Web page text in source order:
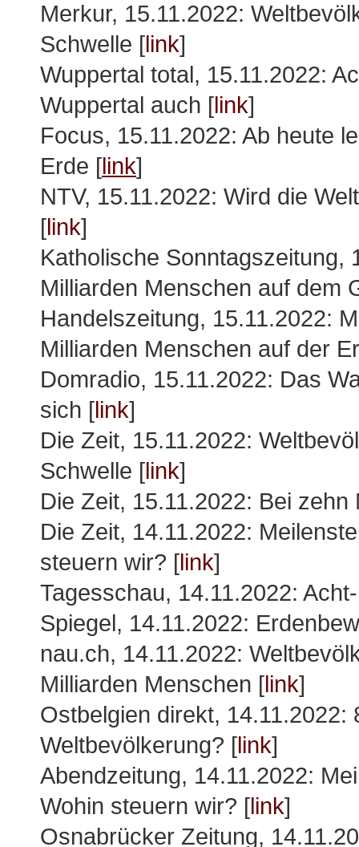
Merkur, 15.11.2022:
Schwelle [link]
Wuppertal total, 15.11.2022:
Wuppertal auch [link]
Focus, 15.11.2022: Ab heute
Erde [link]
NTV, 15.11.2022: Wird die
[link]
Katholische Sonntagszeitung,
Milliarden Menschen auf dem
Handelszeitung, 15.11.2022:
Milliarden Menschen auf der
Domradio, 15.11.2022: Das
sich [link]
Die Zeit, 15.11.2022:
Schwelle [link]
Die Zeit, 15.11.2022: Bei
Die Zeit, 14.11.2022:
steuern wir? [link]
Tagesschau, 14.11.2022:
Spiegel, 14.11.2022:
nau.ch, 14.11.2022:
Milliarden Menschen [link]
Ostbelgien direkt, 14.11.2022:
Weltbevölkerung? [link]
Abendzeitung, 14.11.2022:
Wohin steuern wir? [link]
Osnabrücker Zeitung,